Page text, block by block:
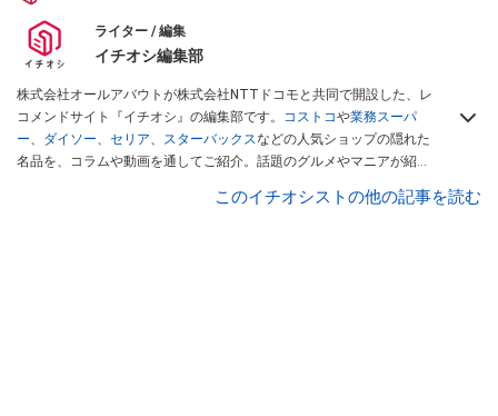
ライター / 編集
イチオシ編集部
株式会社オールアバウトが株式会社NTTドコモと共同で開設した、レ
コメンドサイト『イチオシ』の編集部です。 コストコや業務スーパ
ー、 ダイソー、 セリア、 スターバックスなどの人気ショップの隠れた
名品を、コラムや動画を通してご紹介。話題のグルメやマニアが紹介
インフルエンサーが実際に使用してレビューしています。毎日トレン
このイチオシストの他の記事を読む